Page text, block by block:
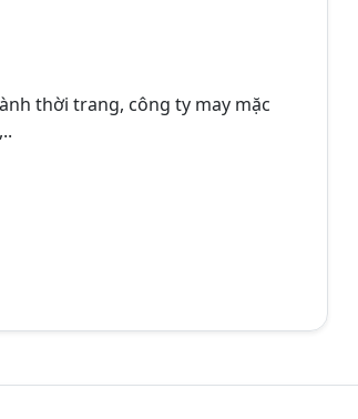
thời trang, công ty may mặc